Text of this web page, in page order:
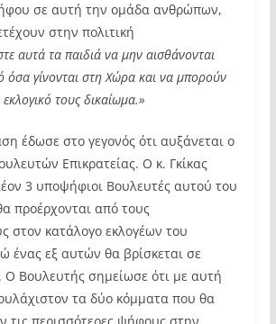
σε αυτή την ομάδα ανθρώπων,
στην πολιτική
αυτά τα παιδιά να μην αισθάνονται
γίνονται στη Χώρα και να μπορούν
τους δικαίωμα.»
έδωσε στο γεγονός ότι αυξάνεται ο
Επικρατείας. Ο κ. Γκίκας
3 υποψήφιοι Βουλευτές αυτού του
προέρχονται από τους
στον κατάλογο εκλογέων του
ένας εξ αυτών θα βρίσκεται σε
Ο Βουλευτής σημείωσε ότι με αυτή
τα δύο κόμματα που θα